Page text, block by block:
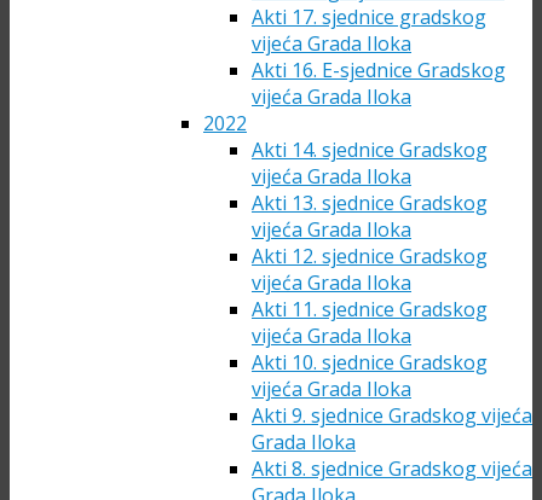
Akti 17. sjednice gradskog
vijeća Grada Iloka
Akti 16. E-sjednice Gradskog
vijeća Grada Iloka
2022
Akti 14. sjednice Gradskog
vijeća Grada Iloka
Akti 13. sjednice Gradskog
vijeća Grada Iloka
Akti 12. sjednice Gradskog
vijeća Grada Iloka
Akti 11. sjednice Gradskog
vijeća Grada Iloka
Akti 10. sjednice Gradskog
vijeća Grada Iloka
Akti 9. sjednice Gradskog vijeća
Grada Iloka
Akti 8. sjednice Gradskog vijeća